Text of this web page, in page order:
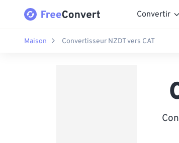
Convertir
Maison Convertisseur NZDT vers CAT